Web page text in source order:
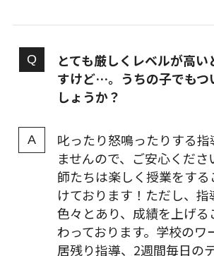
とても厳しくレベルが高い
すけど…。うちの子でもつ
しょうか？
叱ったり怒鳴ったりする指
ませんので、ご安心くだ
師たちは楽しく授業をす
けております！ただし、指
色々とあり、成績を上げる
わっております。学校のワ
居残り指導、2週間毎日の